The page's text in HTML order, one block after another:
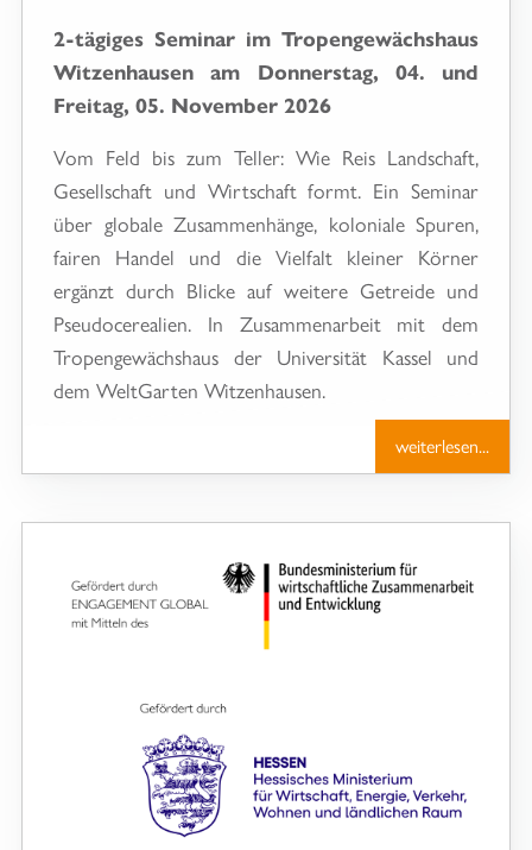
2-tägiges Seminar im Tropengewächshaus
Witzenhausen am Donnerstag, 04. und
Freitag, 05. November 2026
Vom Feld bis zum Teller: Wie Reis Landschaft,
Gesellschaft und Wirtschaft formt. Ein Seminar
über globale Zusammenhänge, koloniale Spuren,
fairen Handel und die Vielfalt kleiner Körner
ergänzt durch Blicke auf weitere Getreide und
Pseudocerealien. In Zusammenarbeit mit dem
Tropengewächshaus der Universität Kassel und
dem WeltGarten Witzenhausen.
weiterlesen...